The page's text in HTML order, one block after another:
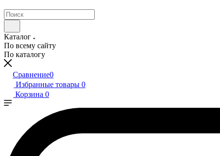
Каталог
По всему сайту
По каталогу
Сравнение0
Избранные товары 0
Корзина 0